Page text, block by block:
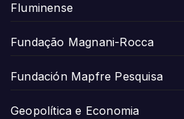
Fluminense
Fundação Magnani-Rocca
Fundación Mapfre Pesquisa
Geopolítica e Economia